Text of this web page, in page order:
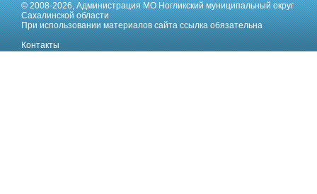
© 2008-2026,Администрация МО Ногликский муниципальный округ
Сахалинской области
При использовании материалов сайта ссылка обязательна
Контакты